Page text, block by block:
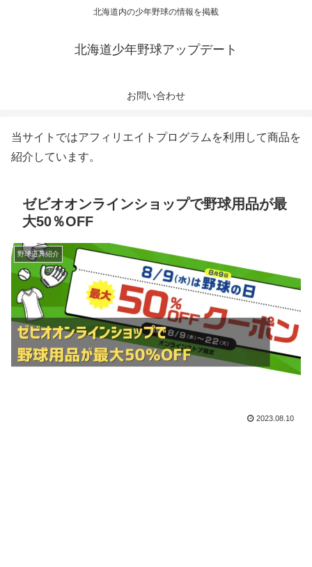
北海道内の少年野球の情報を掲載
北海道少年野球アップデート
お問い合わせ
当サイトではアフィリエイトプログラムを利用して商品を
紹介しています。
ゼビオオンラインショップで野球用品が最
大50％OFF
野球道具紹介
2023.08.10